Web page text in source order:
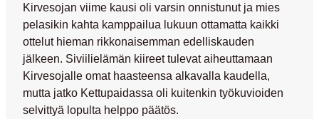
Kirvesojan viime kausi oli varsin onnistunut ja mies
pelasikin kahta kamppailua lukuun ottamatta kaikki
ottelut hieman rikkonaisemman edelliskauden
jälkeen. Siviilielämän kiireet tulevat aiheuttamaan
Kirvesojalle omat haasteensa alkavalla kaudella,
mutta jatko Kettupaidassa oli kuitenkin työkuvioiden
selvittyä lopulta helppo päätös.